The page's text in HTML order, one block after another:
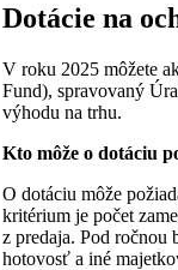
Dotácie na
V roku 2025 môžete
Fund), spravovaný
výhodu na trhu.
Kto môže o dotáciu
O dotáciu môže
kritérium je počet
z predaja. Pod ročnou
hotovosť a iné